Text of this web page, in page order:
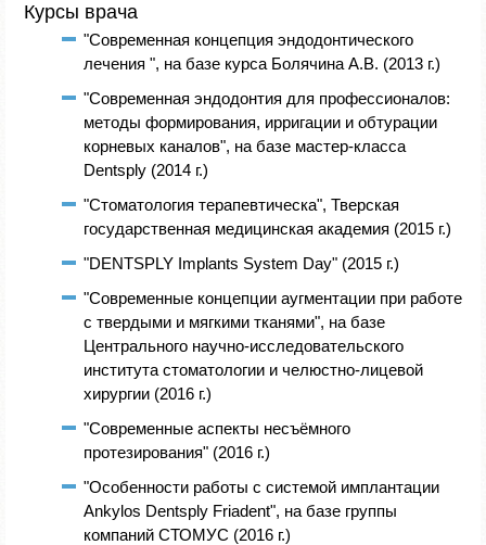
Курсы врача
"Современная концепция эндодонтического
лечения ", на базе курса Болячина А.В. (2013 г.)
"Современная эндодонтия для профессионалов:
методы формирования, ирригации и обтурации
корневых каналов", на базе мастер-класса
Dentsply (2014 г.)
"Стоматология терапевтическа", Тверская
государственная медицинская академия (2015 г.)
"DENTSPLY Implants System Day" (2015 г.)
"Современные концепции аугментации при работе
с твердыми и мягкими тканями", на базе
Центрального научно-исследовательского
института стоматологии и челюстно-лицевой
хирургии (2016 г.)
"Современные аспекты несъёмного
протезирования" (2016 г.)
"Особенности работы с системой имплантации
Ankylos Dentsply Friadent", на базе группы
компаний СТОМУС (2016 г.)